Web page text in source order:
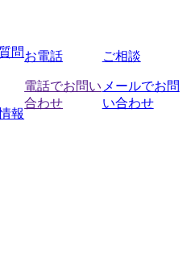
問
報
お電話
電話でお問い
合わせ
ご相談
メールでお問
い合わせ